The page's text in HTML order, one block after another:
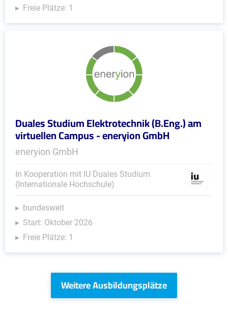
Freie Plätze: 1
Duales Studium Elektrotechnik (B.Eng.) am
virtuellen Campus - eneryion GmbH
eneryion GmbH
In Kooperation mit IU Duales Studium
(Internationale Hochschule)
bundesweit
Start: Oktober 2026
Freie Plätze: 1
Weitere Ausbildungsplätze